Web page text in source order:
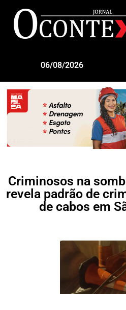
06/08/2026
Criminosos na
revela padrão de
de cabos em